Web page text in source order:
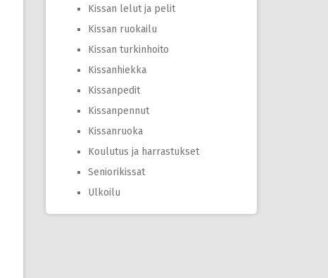
Kissan lelut ja pelit
Kissan ruokailu
Kissan turkinhoito
Kissanhiekka
Kissanpedit
Kissanpennut
Kissanruoka
Koulutus ja harrastukset
Seniorikissat
Ulkoilu